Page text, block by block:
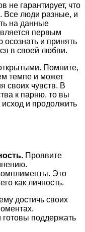
не гарантирует, что
Все люди разные, и
на данные
первым
и принять
в своей любви.
Помните,
темпе и может
своих чувств. В
к парню, то вы
и продолжить
Проявите
Это
как личность.
достичь своих
готовы поддержать